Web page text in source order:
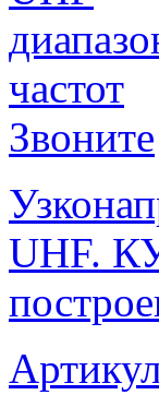
Звоните
UHF.